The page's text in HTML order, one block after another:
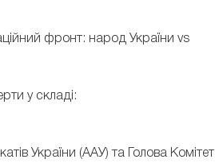
фронт: народ України vs
у складі:
України (ААУ) та Голова Комітет